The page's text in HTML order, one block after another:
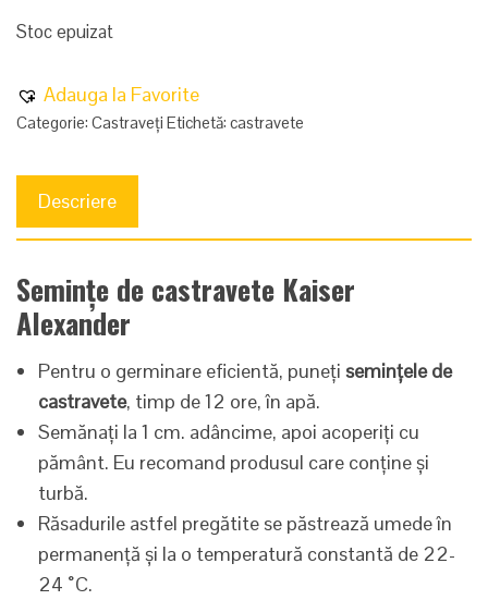
Stoc epuizat
Adauga la Favorite
Categorie: Castraveți Etichetă: castravete
Descriere
Semințe de castravete Kaiser
Alexander
Pentru o germinare eficientă, puneți semințele de
castravete, timp de 12 ore, în apă.
Semănați la 1 cm. adâncime, apoi acoperiți cu
pământ. Eu recomand produsul care conține și
turbă.
Răsadurile astfel pregătite se păstrează umede în
permanență și la o temperatură constantă de 22-
24 ˚C.